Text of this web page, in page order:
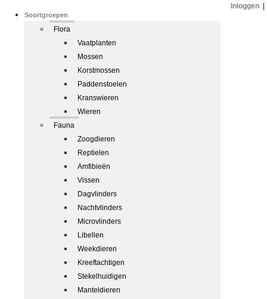
Soortgroepen
Flora
Vaatplanten
Mossen
Korstmossen
Paddenstoelen
Kranswieren
Wieren
Fauna
Zoogdieren
Reptielen
Amfibieën
Vissen
Dagvlinders
Nachtvlinders
Microvlinders
Libellen
Weekdieren
Kreeftachtigen
Stekelhuidigen
Manteldieren
Inloggen